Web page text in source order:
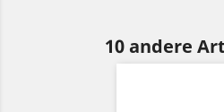
10 andere